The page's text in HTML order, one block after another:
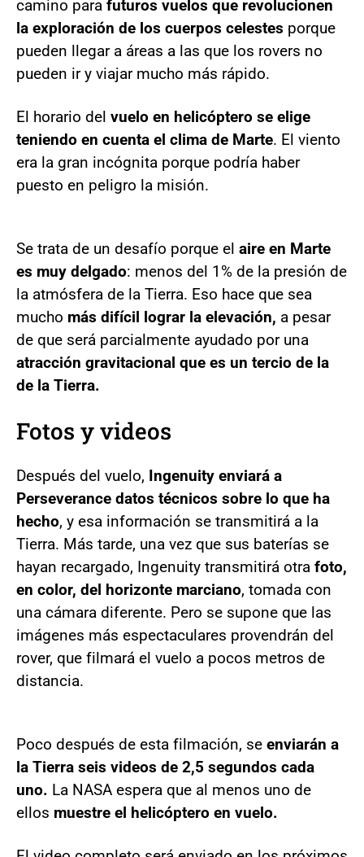
camino para futuros vuelos que revolucionen
la exploración de los cuerpos celestes porque
pueden llegar a áreas a las que los rovers no
pueden ir y viajar mucho más rápido.
El horario del vuelo en helicóptero se elige
teniendo en cuenta el clima de Marte. El viento
era la gran incógnita porque podría haber
puesto en peligro la misión.
Se trata de un desafío porque el aire en Marte
es muy delgado: menos del 1% de la presión de
la atmósfera de la Tierra. Eso hace que sea
mucho más difícil lograr la elevación, a pesar
de que será parcialmente ayudado por una
atracción gravitacional que es un tercio de la
de la Tierra.
Fotos y videos
Después del vuelo, Ingenuity enviará a
Perseverance datos técnicos sobre lo que ha
hecho, y esa información se transmitirá a la
Tierra. Más tarde, una vez que sus baterías se
hayan recargado, Ingenuity transmitirá otra foto,
en color, del horizonte marciano, tomada con
una cámara diferente. Pero se supone que las
imágenes más espectaculares provendrán del
rover, que filmará el vuelo a pocos metros de
distancia.
Poco después de esta filmación, se enviarán a
la Tierra seis videos de 2,5 segundos cada
uno. La NASA espera que al menos uno de
ellos muestre el helicóptero en vuelo.